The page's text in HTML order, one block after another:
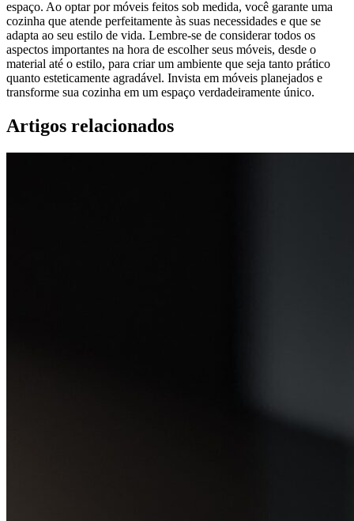
espaço. Ao optar por móveis feitos sob medida, você garante uma
cozinha que atende perfeitamente às suas necessidades e que se
adapta ao seu estilo de vida. Lembre-se de considerar todos os
aspectos importantes na hora de escolher seus móveis, desde o
material até o estilo, para criar um ambiente que seja tanto prático
quanto esteticamente agradável. Invista em móveis planejados e
transforme sua cozinha em um espaço verdadeiramente único.
Artigos relacionados